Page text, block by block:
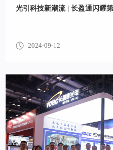
光引科技新潮流 | 长盈通闪耀
2024-09-12